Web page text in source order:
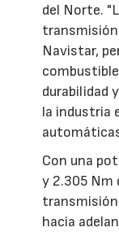
del Norte.
Navistar,
durabilidad
la industria
Con una
y 2.305 Nm
hacia